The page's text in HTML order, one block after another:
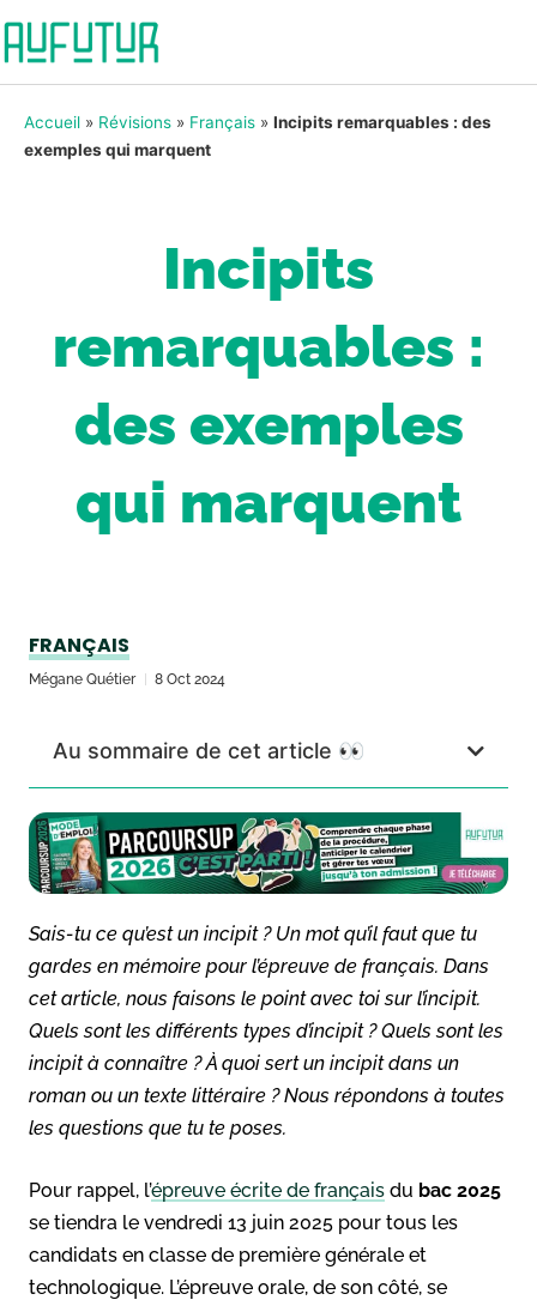
Accueil » Révisions » Français » Incipits remarquables : des
exemples qui marquent
Incipits
remarquables :
des exemples
qui marquent
FRANÇAIS
Mégane Quétier 8 Oct 2024
Au sommaire de cet article 👀
Sais-tu ce qu’est un incipit ? Un mot qu’il faut que tu
gardes en mémoire pour l’épreuve de français. Dans
cet article, nous faisons le point avec toi sur l’incipit.
Quels sont les différents types d’incipit ? Quels sont les
incipit à connaître ? À quoi sert un incipit dans un
roman ou un texte littéraire ? Nous répondons à toutes
les questions que tu te poses.
Pour rappel, l’épreuve écrite de français du bac 2025
se tiendra le vendredi 13 juin 2025 pour tous les
candidats en classe de première générale et
technologique. L’épreuve orale, de son côté, se